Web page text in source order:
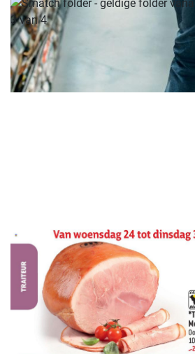
ADVERTENTIE
ADVERTENTIE